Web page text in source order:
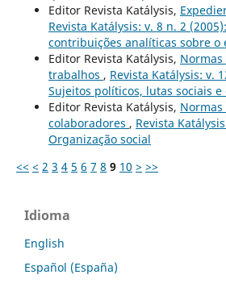
Editor Revista Katálysis,
Revista Katálysis: v. 8 n. 2
contribuições analíticas sobre o
Editor Revista Katálysis,
trabalhos , Revista Katálysis: v.
Sujeitos políticos, lutas sociais
Editor Revista Katálysis,
colaboradores , Revista
Organização social
<< < 2 3 4 5 6 7 8 9 10 > >>
Idioma
English
Español (España)